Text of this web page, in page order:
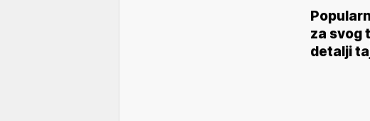
za svog
detalji